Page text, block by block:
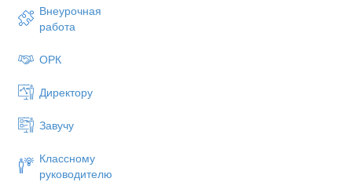
Внеурочная
работа
ОРК
Директору
Завучу
Классному
руководителю